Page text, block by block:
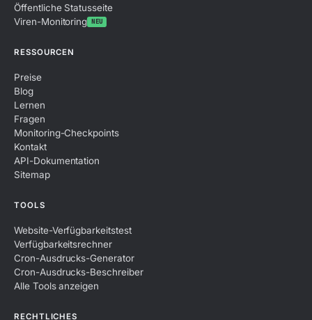
Öffentliche Statusseite
Viren-Monitoring NEU
RESSOURCEN
Preise
Blog
Lernen
Fragen
Monitoring-Checkpoints
Kontakt
API-Dokumentation
Sitemap
TOOLS
Website-Verfügbarkeitstest
Verfügbarkeitsrechner
Cron-Ausdrucks-Generator
Cron-Ausdrucks-Beschreiber
Alle Tools anzeigen
RECHTLICHES